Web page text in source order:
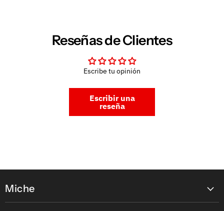
Reseñas de Clientes
Escribe tu opinión
Escribir una
reseña
Miche